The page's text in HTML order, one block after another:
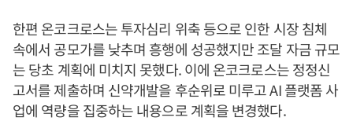
한편 온코크로스는 투자심리 위축 등으로 인한 시장 침체
속에서 공모가를 낮추며 흥행에 성공했지만 조달 자금 규모
는 당초 계획에 미치지 못했다. 이에 온코크로스는 정정신
고서를 제출하며 신약개발을 후순위로 미루고 AI 플랫폼 사
업에 역량을 집중하는 내용으로 계획을 변경했다.